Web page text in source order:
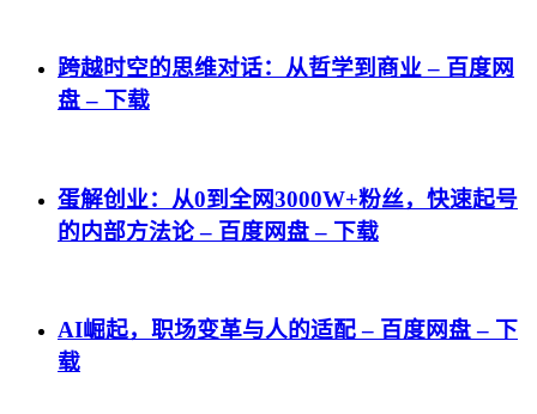
跨越时空的思维对话：从哲学到商业 – 百度网
盘 – 下载
蛋解创业：从0到全网3000W+粉丝，快速起号
的内部方法论 – 百度网盘 – 下载
AI崛起，职场变革与人的适配 – 百度网盘 – 下
载